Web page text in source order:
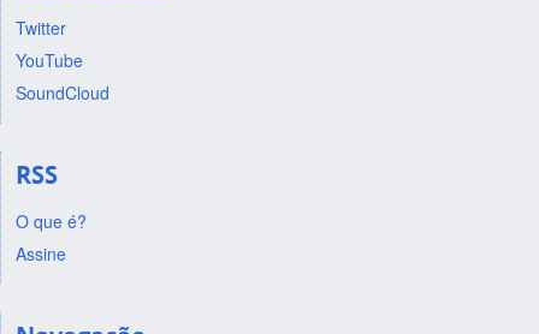
Twitter
YouTube
SoundCloud
RSS
O que é?
Assine